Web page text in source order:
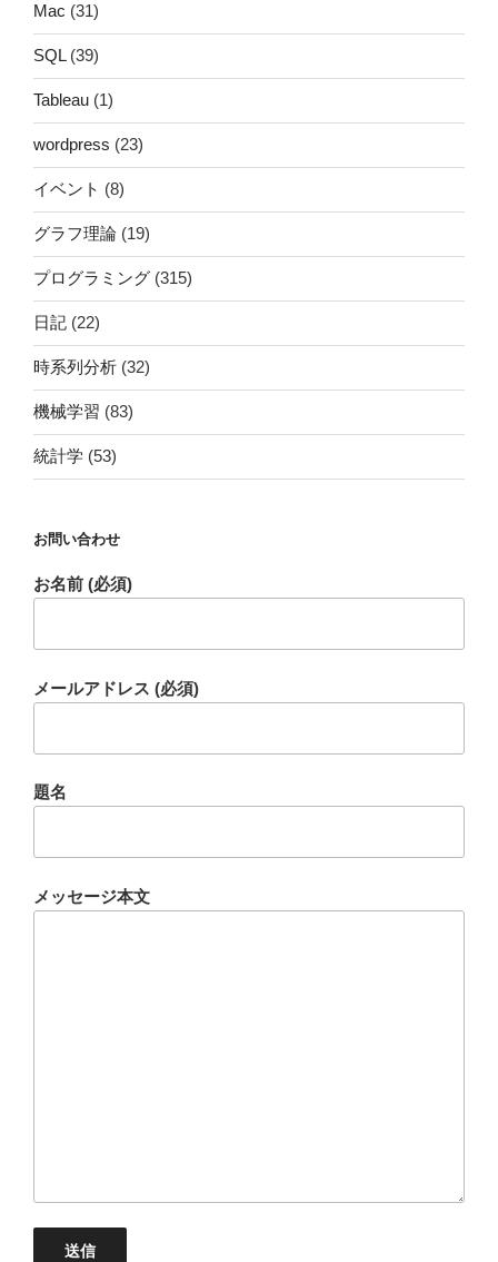
Mac (31)
SQL(39)
Tableau (1)
wordpress (23)
イベント (8)
グラフ理論 (19)
プログラミング (315)
日記 (22)
時系列分析 (32)
機械学習 (83)
統計学 (53)
お問い合わせ
お名前 (必須)
メールアドレス (必須)
題名
メッセージ本文